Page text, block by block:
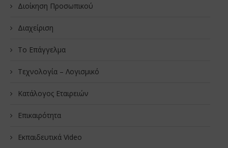
Διοίκηση Προσωπικού
Διαχείριση
Το Επάγγελμα
Τεχνολογία – Λογισμικό
Κατάλογος Εταιρειών
Επικαιρότητα
Εκπαιδευτικά Video